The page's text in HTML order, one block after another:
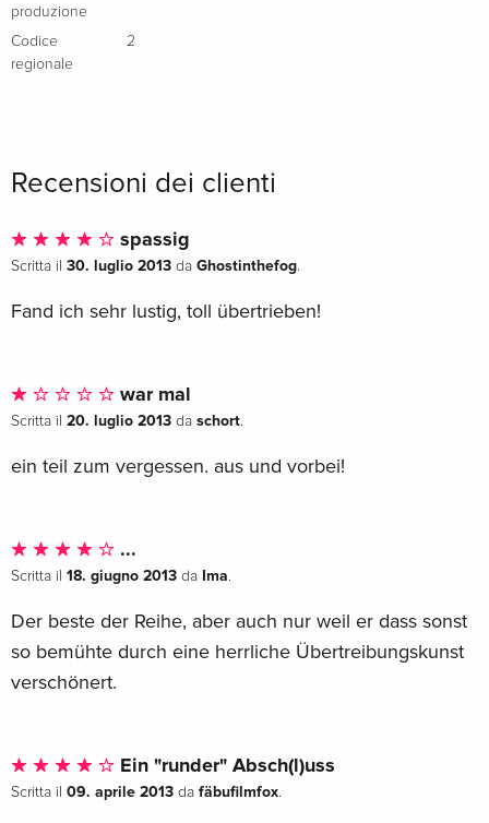
Edizione standard
Francese
produzione
Codice
regionale
2
Recensioni dei clienti
spassig
Scritta il 30. luglio 2013 da Ghostinthefog.
Fand ich sehr lustig, toll übertrieben!
war mal
Scritta il 20. luglio 2013 da schort.
ein teil zum vergessen. aus und vorbei!
...
Scritta il 18. giugno 2013 da Ima.
Der beste der Reihe, aber auch nur weil er dass sonst
so bemühte durch eine herrliche Übertreibungskunst
verschönert.
Ein "runder" Absch(l)uss
Scritta il 09. aprile 2013 da fäbufilmfox.